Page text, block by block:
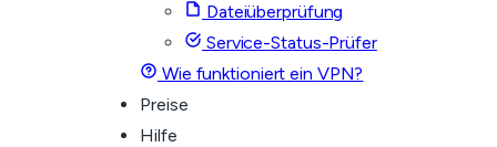
Dateiüberprüfung
Service-Status-Prüfer
Wie funktioniert ein VPN?
Preise
Hilfe